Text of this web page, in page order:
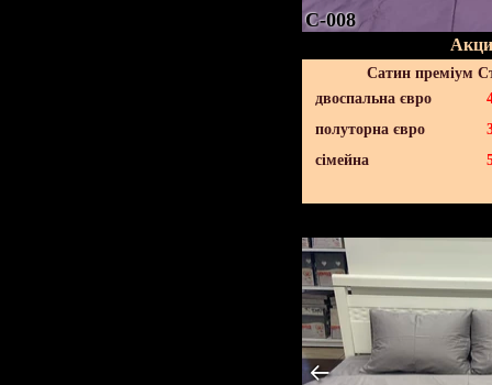
C-008
Сатин преміум
двоспальна євро
полуторна євро
сімейна